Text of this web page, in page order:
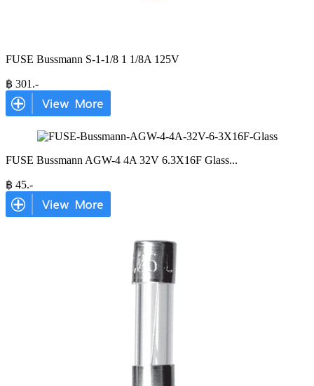
FUSE Bussmann S-1-1/8 1 1/8A 125V
฿ 301 .-
FUSE Bussmann AGW-4 4A 32V 6.3X16F Glass...
฿ 45.-